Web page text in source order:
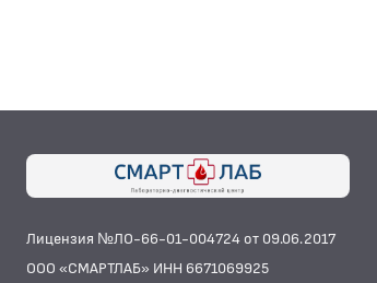
Лицензия №ЛО-66-01-004724 от 09.06.2017
ООО «СМАРТЛАБ» ИНН 6671069925